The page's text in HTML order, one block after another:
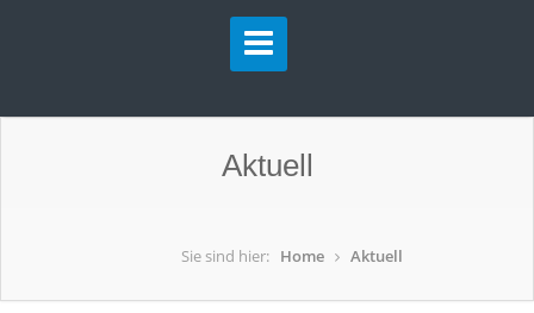
Aktuell
Sie sind hier: Home Aktuell